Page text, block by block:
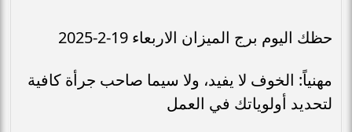
حظك اليوم برج الميزان الاربعاء 19-2-2025
مهنياً: الخوف لا يفيد، ولا سيما صاحب جرأة كافية
لتحديد أولوياتك في العمل